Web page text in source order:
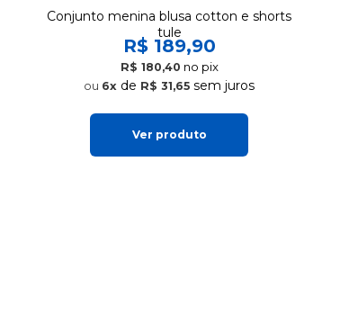
Conjunto menina blusa cotton e shorts
tule
R$ 189,90
R$ 180,40 no pix
6x de R$ 31,65sem juros
Ver produto